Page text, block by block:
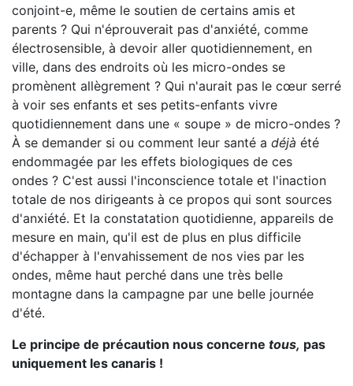
conjoint-e, même le soutien de certains amis et
parents ? Qui n'éprouverait pas d'anxiété, comme
électrosensible, à devoir aller quotidiennement, en
ville, dans des endroits où les micro-ondes se
promènent allègrement ? Qui n'aurait pas le cœur serré
à voir ses enfants et ses petits-enfants vivre
quotidiennement dans une « soupe » de micro-ondes ?
À se demander si ou comment leur santé a déjà été
endommagée par les effets biologiques de ces
ondes ? C'est aussi l'inconscience totale et l'inaction
totale de nos dirigeants à ce propos qui sont sources
d'anxiété. Et la constatation quotidienne, appareils de
mesure en main, qu'il est de plus en plus difficile
d'échapper à l'envahissement de nos vies par les
ondes, même haut perché dans une très belle
montagne dans la campagne par une belle journée
d'été.
Le principe de précaution nous concerne tous, pas
uniquement les canaris !